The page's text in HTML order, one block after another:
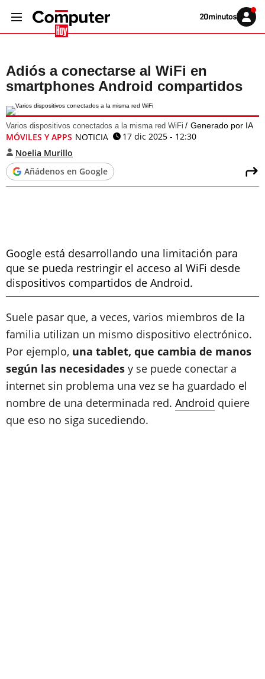
Volver
Iniciar
sesión
Adiós a conectarse al WiFi en
smartphones Android compartidos
Varios dispositivos conectados a la misma red WiFi Generado por IA
MÓVILES Y APPS NOTICIA
17 dic 2025 - 12:30
Noelia Murillo
Añádenos en Google
Google está desarrollando una limitación para
que se pueda restringir el acceso al WiFi desde
dispositivos compartidos de Android.
Suele pasar que, a veces, varios miembros de la
familia utilizan un mismo dispositivo electrónico.
Por ejemplo, una tablet, que cambia de manos
según las necesidades y se puede conectar a
internet sin problema una vez se ha guardado el
nombre de una determinada red. Android quiere
que eso no siga sucediendo.